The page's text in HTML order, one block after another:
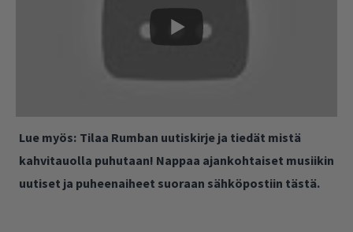
Lue myös: Tilaa Rumban uutiskirje ja tiedät mistä
kahvitauolla puhutaan! Nappaa ajankohtaiset musiikin
uutiset ja puheenaiheet suoraan sähköpostiin tästä.